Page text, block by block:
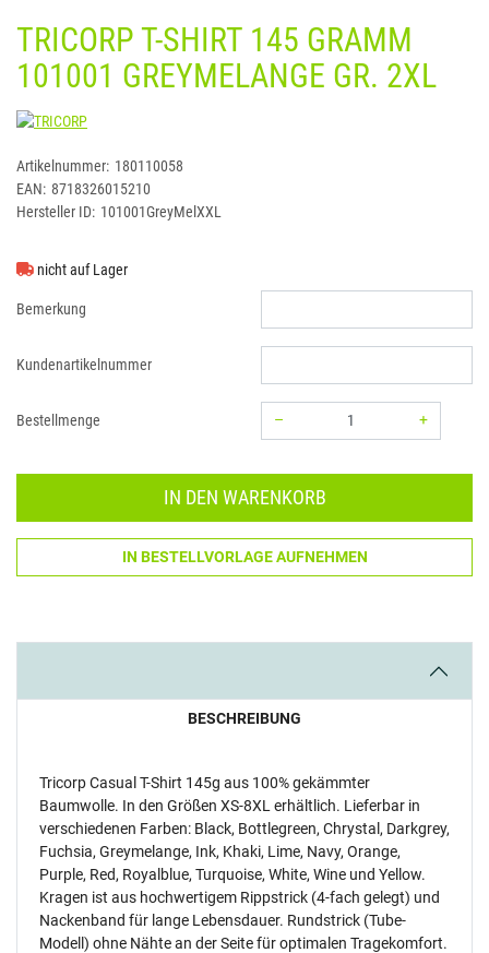
TRICORP T-SHIRT 145 GRAMM
101001 GREYMELANGE GR. 2XL
TRICORP
Artikelnummer: 180110058
EAN: 8718326015210
Hersteller ID: 101001GreyMelXXL
nicht auf Lager
Bemerkung
Kundenartikelnummer
Bestellmenge –
+
IN DEN WARENKORB
IN BESTELLVORLAGE AUFNEHMEN
BESCHREIBUNG
Tricorp Casual T-Shirt 145g aus 100% gekämmter
Baumwolle. In den Größen XS-8XL erhältlich. Lieferbar in
verschiedenen Farben: Black, Bottlegreen, Chrystal, Darkgrey,
Fuchsia, Greymelange, Ink, Khaki, Lime, Navy, Orange,
Purple, Red, Royalblue, Turquoise, White, Wine und Yellow.
Kragen ist aus hochwertigem Rippstrick (4-fach gelegt) und
Nackenband für lange Lebensdauer. Rundstrick (Tube-
Modell) ohne Nähte an der Seite für optimalen Tragekomfort.